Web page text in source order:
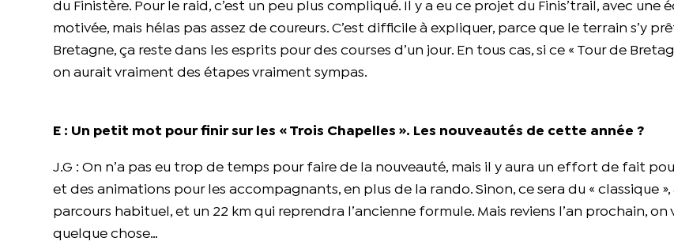
du Finistère. Pour le raid, c’est un peu plus compliqué. Il y a eu ce projet du Finis’trail, avec une
motivée, mais hélas pas assez de coureurs. C’est difficile à expliquer, parce que le terrain s’y
Bretagne, ça reste dans les esprits pour des courses d’un jour. En tous cas, si ce « Tour de
on aurait vraiment des étapes vraiment sympas.
E : Un petit mot pour finir sur les « Trois Chapelles ». Les nouveautés de cette année ?
J.G : On n’a pas eu trop de temps pour faire de la nouveauté, mais il y aura un effort de fait
et des animations pour les accompagnants, en plus de la rando. Sinon, ce sera du « classique »,
parcours habituel, et un 22 km qui reprendra l’ancienne formule. Mais reviens l’an prochain, on
quelque chose…